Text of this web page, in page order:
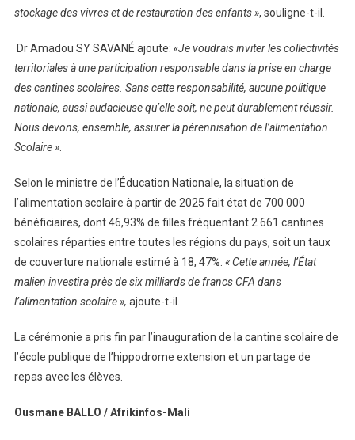
stockage des vivres et de restauration des enfants », souligne-t-il.
Dr Amadou SY SAVANÉ ajoute: «Je voudrais inviter les collectivités
territoriales à une participation responsable dans la prise en charge
des cantines scolaires. Sans cette responsabilité, aucune politique
nationale, aussi audacieuse qu’elle soit, ne peut durablement réussir.
Nous devons, ensemble, assurer la pérennisation de l’alimentation
Scolaire ».
Selon le ministre de l’Éducation Nationale, la situation de
l’alimentation scolaire à partir de 2025 fait état de 700 000
bénéficiaires, dont 46,93% de filles fréquentant 2 661 cantines
scolaires réparties entre toutes les régions du pays, soit un taux
de couverture nationale estimé à 18, 47%. « Cette année, l’État
malien investira près de six milliards de francs CFA dans
l’alimentation scolaire », ajoute-t-il.
La cérémonie a pris fin par l’inauguration de la cantine scolaire de
l’école publique de l’hippodrome extension et un partage de
repas avec les élèves.
Ousmane BALLO / Afrikinfos-Mali